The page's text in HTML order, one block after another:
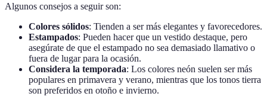
Algunos consejos a seguir son:
Colores sólidos: Tienden a ser más elegantes y favorecedores.
Estampados: Pueden hacer que un vestido destaque, pero
asegúrate de que el estampado no sea demasiado llamativo o
fuera de lugar para la ocasión.
Considera la temporada: Los colores neón suelen ser más
populares en primavera y verano, mientras que los tonos tierra
son preferidos en otoño e invierno.